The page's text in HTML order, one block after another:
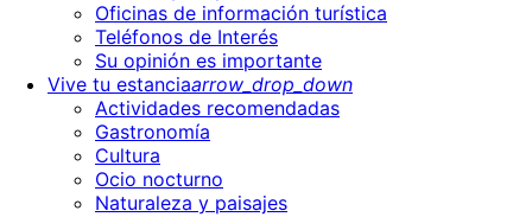
Oficinas de información turística
Teléfonos de Interés
Su opinión es importante
Vive tu estanciaarrow_drop_down
Actividades recomendadas
Gastronomía
Cultura
Ocio nocturno
Naturaleza y paisajes